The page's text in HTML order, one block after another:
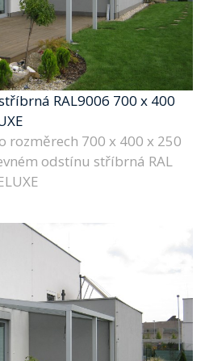
RAL9006 700 x 400
rozměrech 700 x 400 x 250
odstínu stříbrná RAL